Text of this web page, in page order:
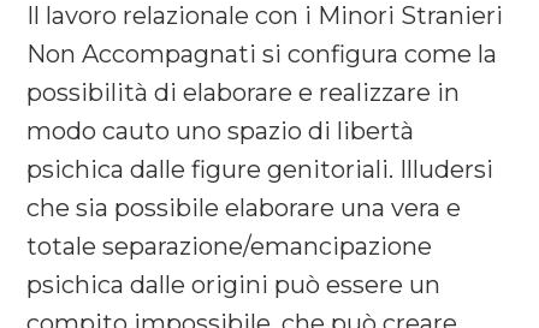
Il lavoro relazionale con i Minori Stranieri
Non Accompagnati si configura come la
possibilità di elaborare e realizzare in
modo cauto uno spazio di libertà
psichica dalle figure genitoriali. Illudersi
che sia possibile elaborare una vera e
totale separazione/emancipazione
psichica dalle origini può essere un